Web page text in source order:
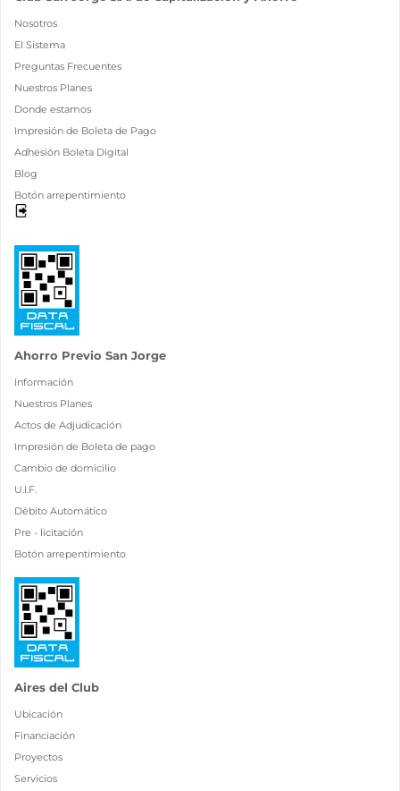
Nosotros
El Sistema
Preguntas Frecuentes
Nuestros Planes
Donde estamos
Impresión de Boleta de Pago
Adhesión Boleta Digital
Blog
Botón arrepentimiento
Ahorro Previo San Jorge
Información
Nuestros Planes
Actos de Adjudicación
Impresión de Boleta de pago
Cambio de domicilio
U.I.F.
Débito Automático
Pre - licitación
Botón arrepentimiento
Aires del Club
Ubicación
Financiación
Proyectos
Servicios